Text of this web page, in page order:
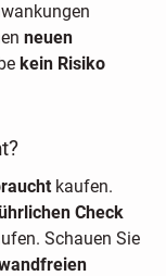
neuen
kein Risiko
kaufen.
Check
Schauen Sie